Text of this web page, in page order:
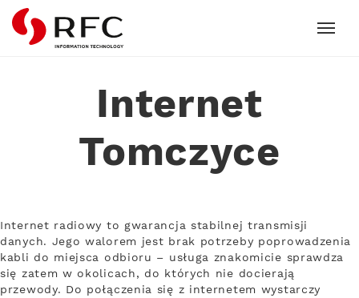
RFC
Internet
Tomczyce
Internet radiowy to gwarancja stabilnej transmisji
danych. Jego walorem jest brak potrzeby poprowadzenia
kabli do miejsca odbioru – usługa znakomicie sprawdza
się zatem w okolicach, do których nie docierają
przewody. Do połączenia się z internetem wystarczy